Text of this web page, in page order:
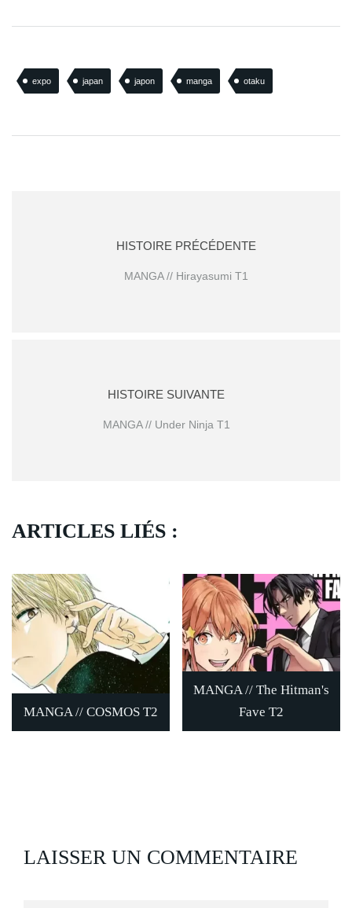
expo japan japon manga otaku
HISTOIRE PRÉCÉDENTE
MANGA // Hirayasumi T1
HISTOIRE SUIVANTE
MANGA // Under Ninja T1
ARTICLES LIÉS :
MANGA // COSMOS T2
MANGA // The Hitman's
Fave T2
LAISSER UN COMMENTAIRE